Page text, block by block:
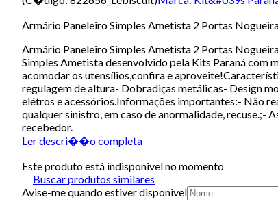
Armário Paneleiro Simples Ametista 2 Portas
Armário Paneleiro Simples Ametista 2 Portas
Simples Ametista desenvolvido pela Kits Paraná com
acomodar os utensílios,confira e
regulagem de altura- Dobradiças metálicas- Design
elétros e acessórios.Informações importantes:- Não
qualquer sinistro, em caso de anormalidade, recuse.;-
recebedor.
Ler descri��o completa
Este produto está indisponivel no momento
Buscar produtos similares
Avise-me quando estiver disponivel